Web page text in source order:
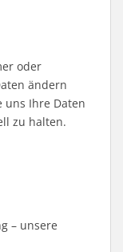
oder
ändern
uns Ihre Daten
zu halten.
– unsere